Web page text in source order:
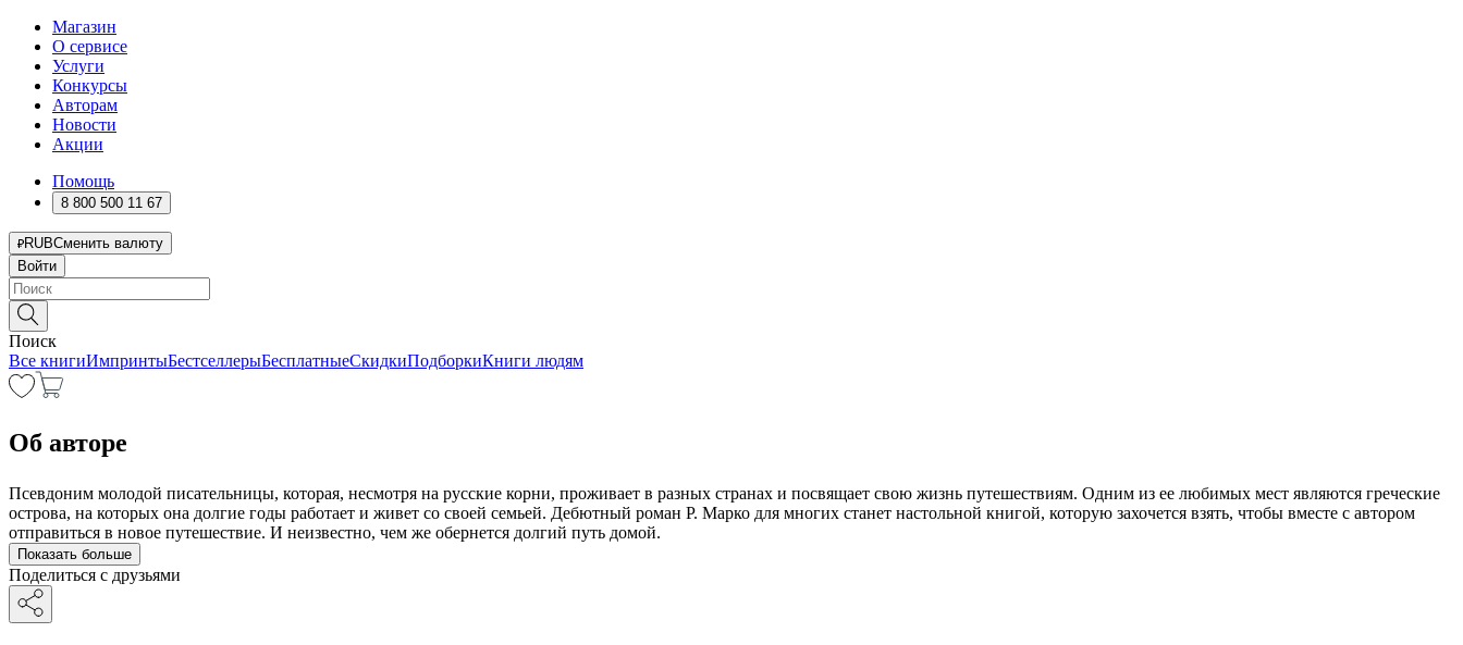
Магазин
О сервисе
Услуги
Конкурсы
Авторам
Новости
Акции
Помощь
8 800 500 11 67
RUBСменить валюту
Войти
Поиск
Все книгиИмпринтыБестселлерыБесплатныеСкидкиПодборкиКниги людям
Об авторе
Псевдоним молодой писательницы, которая, несмотря на русские корни, проживает в разных странах и посвящает свою жизнь путешествиям. Одним из ее любимых мест являются греческие
острова, на которых она долгие годы работает и живет со своей семьей. Дебютный роман Р. Марко для многих станет настольной книгой, которую захочется взять, чтобы вместе с автором
отправиться в новое путешествие. И неизвестно, чем же обернется долгий путь домой.
Показать больше
Поделиться с друзьями